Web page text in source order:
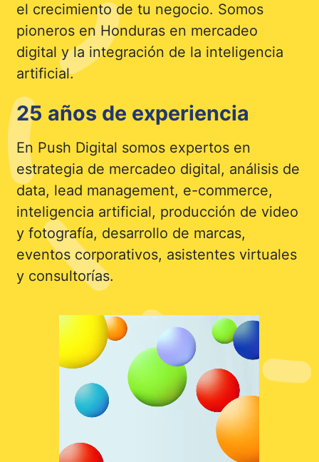
el crecimiento de tu negocio. Somos
pioneros en Honduras en mercadeo
digital y la integración de la inteligencia
artificial.
25 años de experiencia
En Push Digital somos expertos en
estrategia de mercadeo digital, análisis de
data, lead management, e-commerce,
inteligencia artificial, producción de video
y fotografía, desarrollo de marcas,
eventos corporativos, asistentes virtuales
y consultorías.